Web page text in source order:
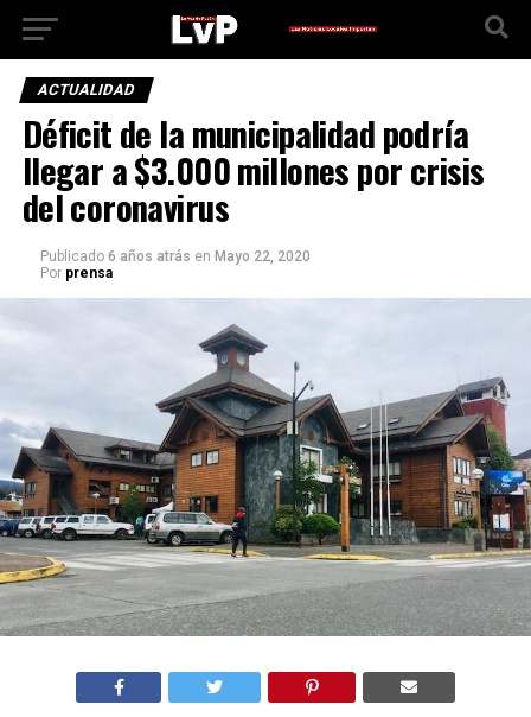
ACTUALIDAD
Déficit de la municipalidad podría
llegar a $3.000 millones por crisis
del coronavirus
Publicado 6 años atrás en Mayo 22, 2020
Por prensa